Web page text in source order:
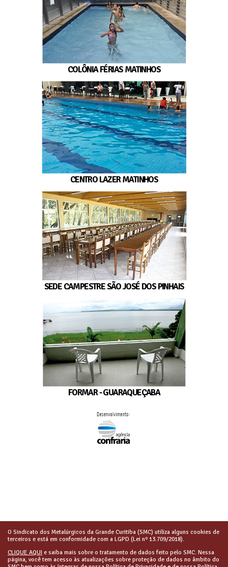
COLÔNIA FÉRIAS MATINHOS
CENTRO LAZER MATINHOS
SEDE CAMPESTRE SÃO JOSÉ DOS PINHAIS
FORMAR - GUARAQUEÇABA
O Sindicato dos Metalúrgicos da Grande Curitiba (SMC) utiliza alguns cookies de
terceiros e está em conformidade com a LGPD (Lei nº 13.709/2018).
CLIQUE AQUI e saiba mais sobre o tratamento de dados feito pelo SMC. Nessa
página, você tem acesso às atualizações sobre proteção de dados no âmbito do